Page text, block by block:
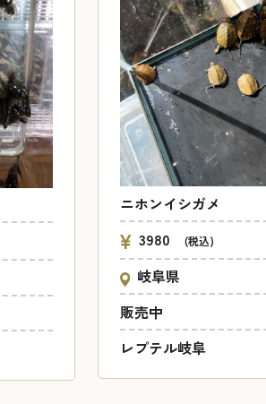
ニホンイシガメ
3980
(税込)
岐阜県
販売中
レプテル岐阜